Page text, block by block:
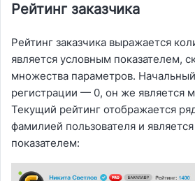
Рейтинг заказчика
Рейтинг заказчика выражается
является условным показателем,
множества параметров.
регистрации — 0, он же является
Текущий рейтинг отображается
фамилией пользователя и
показателем: